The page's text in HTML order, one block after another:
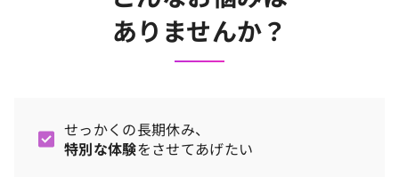
ありませんか？
せっかくの長期休み、
特別な体験をさせてあげたい